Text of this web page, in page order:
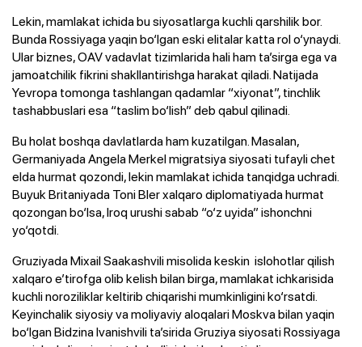
Lekin, mamlakat ichida bu siyosatlarga kuchli qarshilik bor.
Bunda Rossiyaga yaqin bo‘lgan eski elitalar katta rol o‘ynaydi.
Ular biznes, OAV vadavlat tizimlarida hali ham ta’sirga ega va
jamoatchilik fikrini shakllantirishga harakat qiladi. Natijada
Yevropa tomonga tashlangan qadamlar “xiyonat”, tinchlik
tashabbuslari esa “taslim bo‘lish” deb qabul qilinadi.
Bu holat boshqa davlatlarda ham kuzatilgan. Masalan,
Germaniyada Angela Merkel migratsiya siyosati tufayli chet
elda hurmat qozondi, lekin mamlakat ichida tanqidga uchradi.
Buyuk Britaniyada Toni Bler xalqaro diplomatiyada hurmat
qozongan bo‘lsa, Iroq urushi sabab “o‘z uyida” ishonchni
yo‘qotdi.
Gruziyada Mixail Saakashvili misolida keskin islohotlar qilish
xalqaro e’tirofga olib kelish bilan birga, mamlakat ichkarisida
kuchli noroziliklar keltirib chiqarishi mumkinligini ko‘rsatdi.
Keyinchalik siyosiy va moliyaviy aloqalari Moskva bilan yaqin
bo‘lgan Bidzina Ivanishvili ta’sirida Gruziya siyosati Rossiyaga